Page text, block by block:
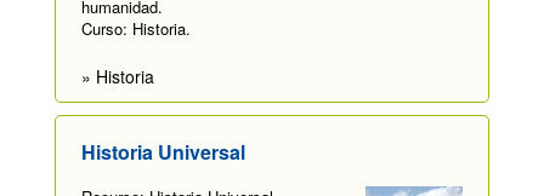
humanidad.
Curso: Historia.
» Historia
Historia Universal